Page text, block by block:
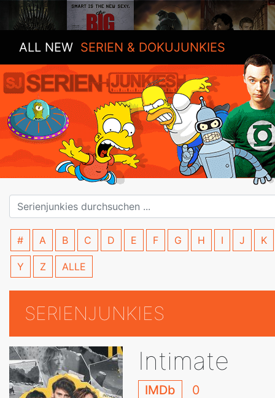
ALL NEW SERIEN & DOKUJUNKIES
# A B C D E F G H I J K
Y Z ALLE
SERIENJUNKIES
Intimate
IMDb 0